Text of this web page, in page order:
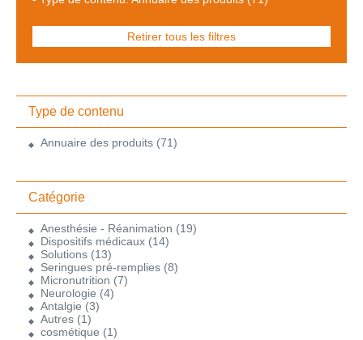
Retirer tous les filtres
Type de contenu
Annuaire des produits (71)
Catégorie
Anesthésie - Réanimation (19)
Dispositifs médicaux (14)
Solutions (13)
Seringues pré-remplies (8)
Micronutrition (7)
Neurologie (4)
Antalgie (3)
Autres (1)
cosmétique (1)